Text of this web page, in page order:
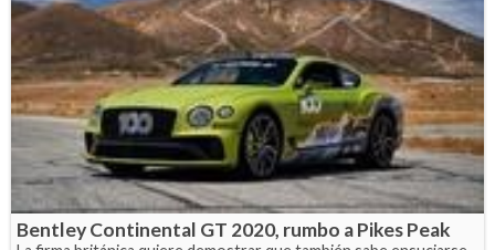
Bentley Continental GT 2020, rumbo a Pikes Peak